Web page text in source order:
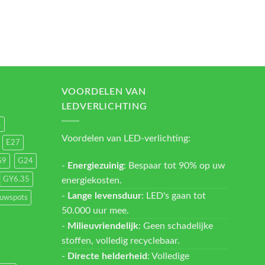
E27
G24
GY6.35
VOORDELEN VAN
LEDVERLICHTING
Voordelen van LED-verlichting:
- Energiezuinig: Bespaar tot 90% op uw
energiekosten.
- Lange levensduur: LED's gaan tot
50.000 uur mee.
- Milieuvriendelijk: Geen schadelijke
stoffen, volledig recyclebaar.
- Directe helderheid : Volledige